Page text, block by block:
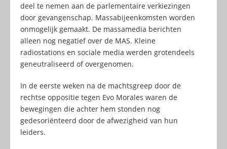
deel te nemen aan de parlementaire verkiezingen
door gevangenschap. Massabijeenkomsten worden
onmogelijk gemaakt. De massamedia berichten
alleen nog negatief over de MAS. Kleine
radiostations en sociale media werden grotendeels
geneutraliseerd of overgenomen.
In de eerste weken na de machtsgreep door de
rechtse oppositie tegen Evo Morales waren de
bewegingen die achter hem stonden nog
gedesoriënteerd door de afwezigheid van hun
leiders.